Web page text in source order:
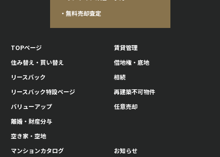
・無料売却査定
TOPページ
住み替え・買い替え
リースバック
リースバック特設ページ
バリューアップ
離婚・財産分与
空き家・空地
賃貸管理
借地権・底地
相続
再建築不可物件
任意売却
マンションカタログ
お知らせ